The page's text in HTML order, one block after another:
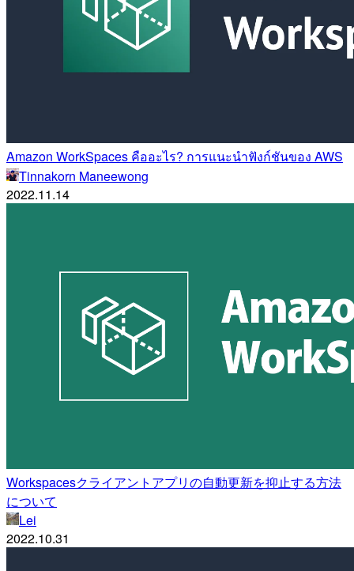
Amazon WorkSpaces คืออะไร? การแนะนำฟังก์ชันของ AWS
Tinnakorn Maneewong
2022.11.14
Workspacesクライアントアプリの自動更新を抑止する方法
について
Lei
2022.10.31